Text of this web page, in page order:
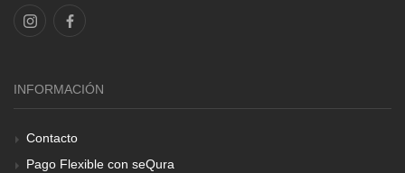
INFORMACIÓN
Contacto
Pago Flexible con seQura